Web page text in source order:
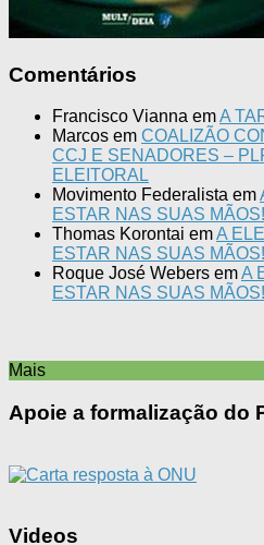
Comentários
Francisco Vianna emA
Marcos em COALIZÃO
CCJ E SENADORES –
ELEITORAL
Movimento Federalista em
ESTAR NAS SUAS MÃOS!
Thomas Korontai emA
ESTAR NAS SUAS MÃOS!
Roque José Webers emA
ESTAR NAS SUAS MÃOS!
Mais
Apoie a formalização do
Videos